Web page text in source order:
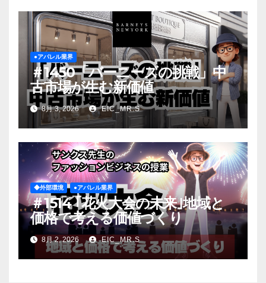
●アパレル業界
＃1450「バーニーズの挑戦」中
古市場が生む新価値
8月 3, 2026 EIC_MR.S
◆外部環境 ●アパレル業界
＃1514 ｢花火大会の未来｣地域と
価格で考える価値づくり
8月 2, 2026 EIC_MR.S